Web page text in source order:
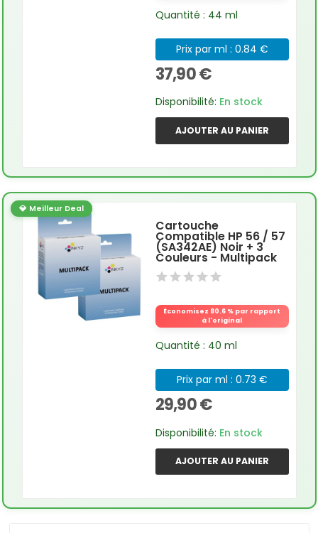
Quantité : 44 ml
Prix par ml : 0.84 €
37,90 €
Disponibilité: En stock
AJOUTER AU PANIER
💎 Meilleur Deal
Cartouche
Compatible HP 56 / 57
(SA342AE) Noir + 3
Couleurs - Multipack
Économisez 80.6 % par rapport
à l'original
Quantité : 40 ml
Prix par ml : 0.73 €
29,90 €
Disponibilité: En stock
AJOUTER AU PANIER